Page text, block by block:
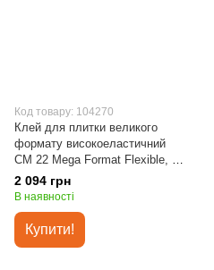
Код товару: 104270
Клей для плитки великого
формату високоеластичний
СМ 22 Mega Format Flexible, 25
кг
2 094 грн
В наявності
Купити!